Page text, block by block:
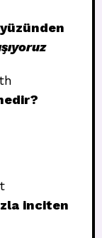
inciten